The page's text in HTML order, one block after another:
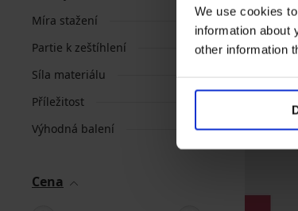
We use cookies
information about
other information
Míra stažení
Partie k zeštíhlení
Síla materiálu
Příležitost
Výhodná balení
Cena